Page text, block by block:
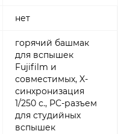
нет
горячий башмак
для вспышек
Fujifilm и
совместимых, X-
синхронизация
1/250 с., PC-разъем
для студийных
вспышек